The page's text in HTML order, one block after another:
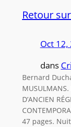
Retour
Oct 12,
dans
Bernard
D’ANCIEN
47 pages.